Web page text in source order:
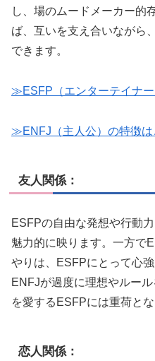
し、場のムードメーカー的
ば、互いを支え合いながら
できます。
≫ESFP（エンターテイナ
≫ENFJ（主人公）の特徴は
友人関係：
ESFPの自由な発想や行動
魅力的に映ります。一方で
やりは、ESFPにとって心
ENFJが過度に理想やルー
を愛するESFPには重荷と
恋人関係：